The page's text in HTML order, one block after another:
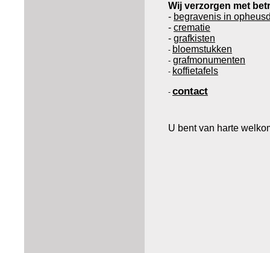
Wij verzorgen met
- begravenis in
- crematie
- grafkisten
- bloemstukken
- grafmonumenten
- koffietafels
- contact
U bent van harte